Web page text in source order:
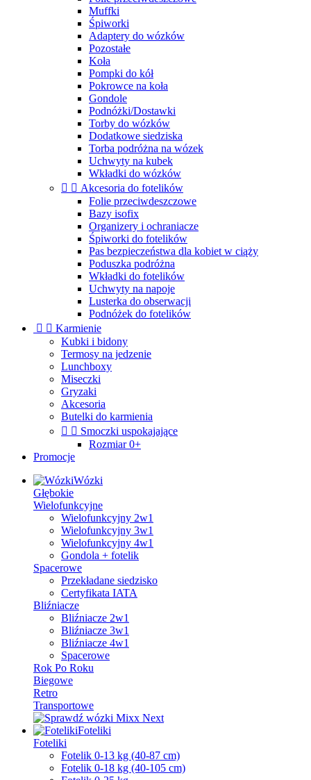
Muffki
Śpiworki
Adaptery do wózków
Pozostałe
Koła
Pompki do kół
Pokrowce na koła
Gondole
Podnóżki/Dostawki
Torby do wózków
Dodatkowe siedziska
Torba podróżna na wózek
Uchwyty na kubek
Wkładki do wózków
  Akcesoria do fotelików
Folie przeciwdeszczowe
Bazy isofix
Organizery i ochraniacze
Śpiworki do fotelików
Pas bezpieczeństwa dla kobiet w ciąży
Poduszka podróżna
Wkładki do fotelików
Uchwyty na napoje
Lusterka do obserwacji
Podnóżek do fotelików
  Karmienie
Kubki i bidony
Termosy na jedzenie
Lunchboxy
Miseczki
Gryzaki
Akcesoria
Butelki do karmienia
  Smoczki uspokajające
Rozmiar 0+
Promocje
Wózki
Głębokie
Wielofunkcyjne
Wielofunkcyjny 2w1
Wielofunkcyjny 3w1
Wielofunkcyjny 4w1
Gondola + fotelik
Spacerowe
Przekładane siedzisko
Certyfikata IATA
Bliźniacze
Bliźniacze 2w1
Bliźniacze 3w1
Bliźniacze 4w1
Spacerowe
Rok Po Roku
Biegowe
Retro
Transportowe
Foteliki
Foteliki
Fotelik 0-13 kg (40-87 cm)
Fotelik 0-18 kg (40-105 cm)